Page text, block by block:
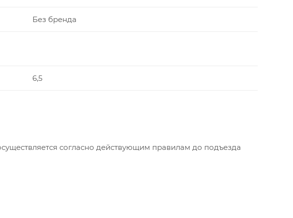
Без бренда
6,5
согласно действующим правилам до подъезда